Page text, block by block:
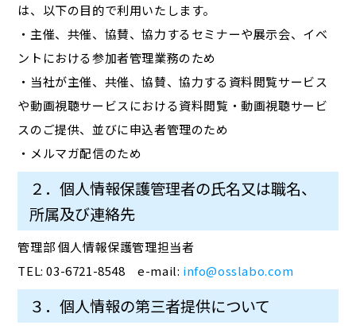
は、以下の目的で利用いたします。
・主催、共催、協賛、協力するセミナーや展示会、イベ
ントにおける参加者管理業務のため
・当社が主催、共催、協賛、協力する資料閲覧サービス
や動画視聴サービスにおける資料閲覧・動画視聴サービ
スのご提供、並びに申込者管理のため
・メルマガ配信のため
２．個人情報保護管理者の氏名又は職名、
所属及び連絡先
管理部 個人情報保護管理担当者
TEL: 03-6721-8548 e-mail: info@osslabo.com
３．個人情報の第三者提供について